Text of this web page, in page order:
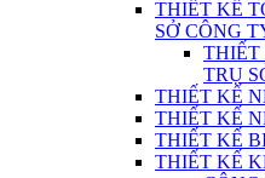
THIẾT KẾ
SỞ CÔNG
THIẾT
TRỤ
THIẾT KẾ
THIẾT KẾ
THIẾT KẾ
THIẾT KẾ